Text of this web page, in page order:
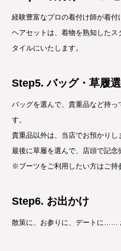
経験豊富なプロの着付け師が着付
ヘアセットは、着物を熟知した
タイルにいたします。
Step5. バッグ・草履
バッグを選んで、貴重品など持っ
す。
貴重品以外は、当店でお預かりし
最後に草履を選んで、店頭で記念
※ブーツをご利用したい方はご持
Step6. お出かけ
散策に、お参りに、デートに……